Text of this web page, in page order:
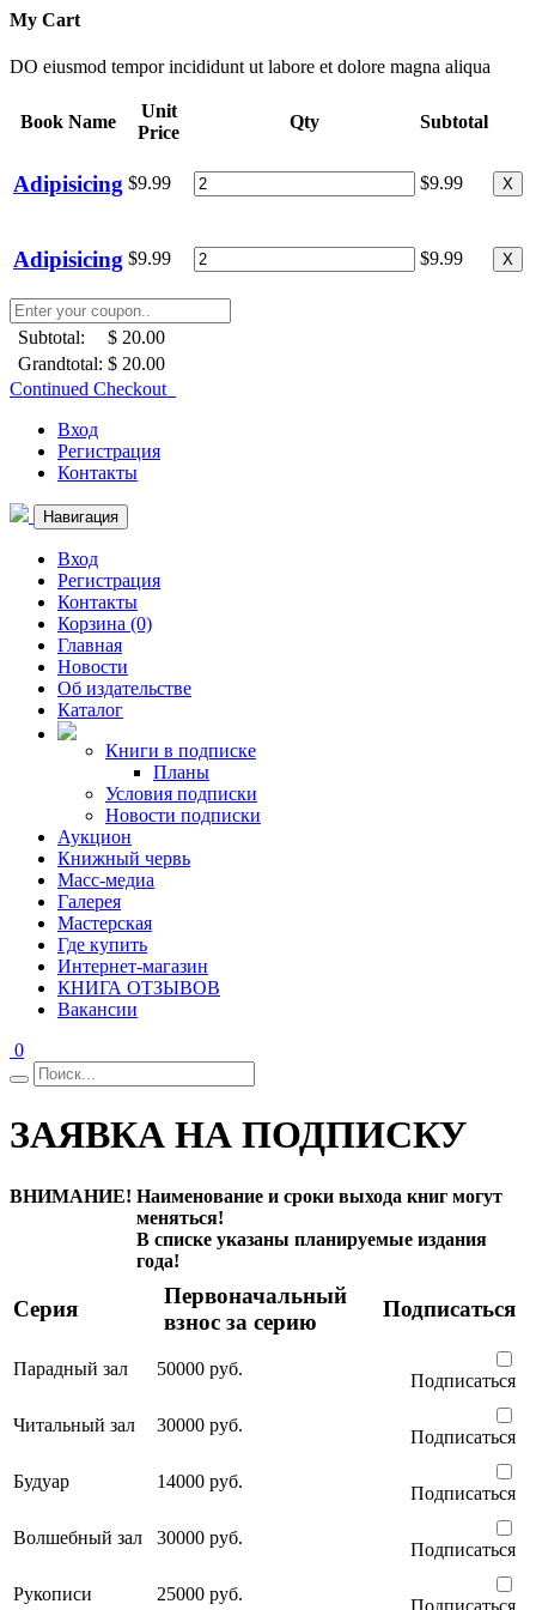
My Cart
DO eiusmod tempor incididunt ut labore et dolore magna aliqua
Book Name
Unit
Price
Qty Subtotal
Adipisicing $9.99 $9.99 X
Adipisicing $9.99 $9.99 X
Subtotal:
$ 20.00
Grandtotal: $ 20.00
Continued Checkout
Вход
Регистрация
Контакты
Навигация
Вход
Регистрация
Контакты
Корзина (0)
Главная
Новости
Об издательстве
Каталог
Книги в подписке
Планы
Условия подписки
Новости подписки
Аукцион
Книжный червь
Масс-медиа
Галерея
Мастерская
Где купить
Интернет-магазин
КНИГА ОТЗЫВОВ
Вакансии
0
ЗАЯВКА НА ПОДПИСКУ
ВНИМАНИЕ! Наименование и сроки выхода книг могут
меняться!
В списке указаны планируемые издания
года!
Серия
Первоначальный
взнос за серию
Подписаться
Парадный зал 50000 руб.
Подписаться
Читальный зал 30000 руб.
Подписаться
Будуар 14000 руб.
Подписаться
Волшебный зал 30000 руб.
Подписаться
Рукописи 25000 руб.